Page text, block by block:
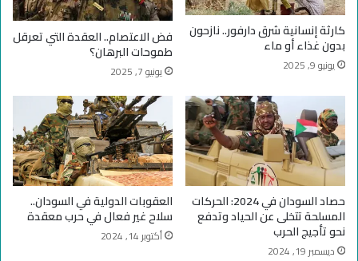
ك
ث
ي
ف
ف
ل
خ
ر
ط
و
م
كارثة إنسانية شرق دارفور.. نازحون
بدون غذاء أو ماء
يونيو 9, 2025
فض الاعتصام.. العقدة التي تعرقل
طموحات البرهان؟
يونيو 7, 2025
حصاد السودان في 2024: الحركات
المسلحة تتخلى عن الحياد وتدفع
نحو تأجيج الحرب
ديسمبر 19, 2024
العقوبات الدولية في السودان..
سلاح غير فعال في حرب معقدة
أكتوبر 14, 2024